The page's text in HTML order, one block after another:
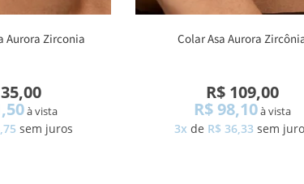
Aurora Zirconia
à vista
sem juros
Colar Asa Aurora
R$ 109,00
R$ 98,10à vista
3x de R$ 36,33 sem